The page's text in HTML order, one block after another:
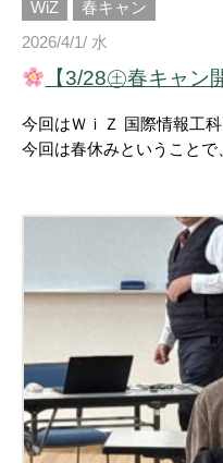
WiZ
春キャン
2026/4/1/ 水
【3/28㊏春キャン
今回はＷｉＺ 国際情報工
今回は春休みということ
「プライムカリキュラム
体験はいかがでしたか？
ていない…」という方へ
す 2027年度募集学科や入
ます！ 進路に迷っている